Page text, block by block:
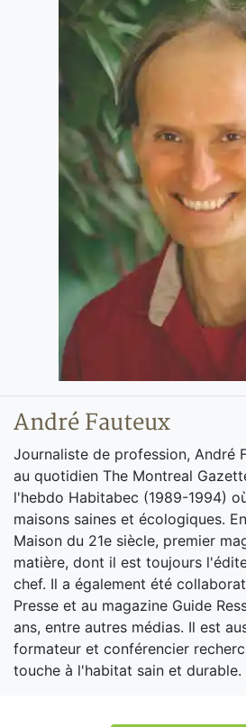
André Fauteux
Journaliste de profession, André
au quotidien The Montreal
l'hebdo Habitabec (1989-1994)
maisons saines et écologiques.
Maison du 21e siècle, premier
matière, dont il est toujours
chef. Il a également été
Presse et au magazine Guide
ans, entre autres médias. Il est
formateur et conférencier
touche à l'habitat sain et durable.